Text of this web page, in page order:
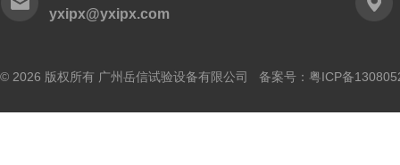
yxipx@yxipx.com
© 2026 版权所有 广州岳信试验设备有限公司 备案号： 粤ICP备